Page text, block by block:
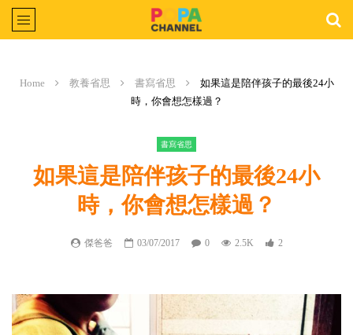
Home 教養省思 書寫省思
如果這是陪伴孩子的最後24小
時，你會想怎樣過？
書寫省思
如果這是陪伴孩子的最後24小
時，你會想怎樣過？
傑爸爸 03/07/2017 0 2.5K 2